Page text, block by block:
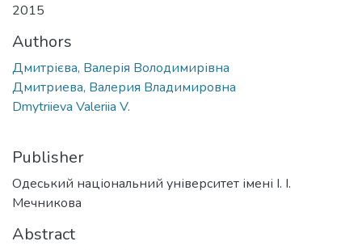
2015
Authors
Дмитрієва, Валерія Володимирівна
Дмитриева, Валерия Владимировна
Dmytriieva Valeriia V.
Publisher
Одеський національний університет імені І. І.
Мечникова
Abstract